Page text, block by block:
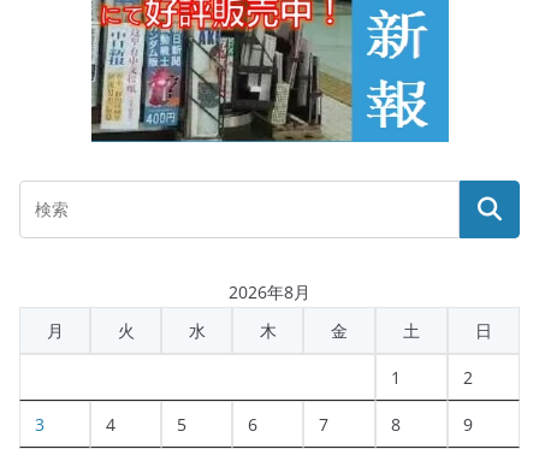
2026年8月
月
火 水 木 金 土 日
1 2
3 4 5 6 7 8 9